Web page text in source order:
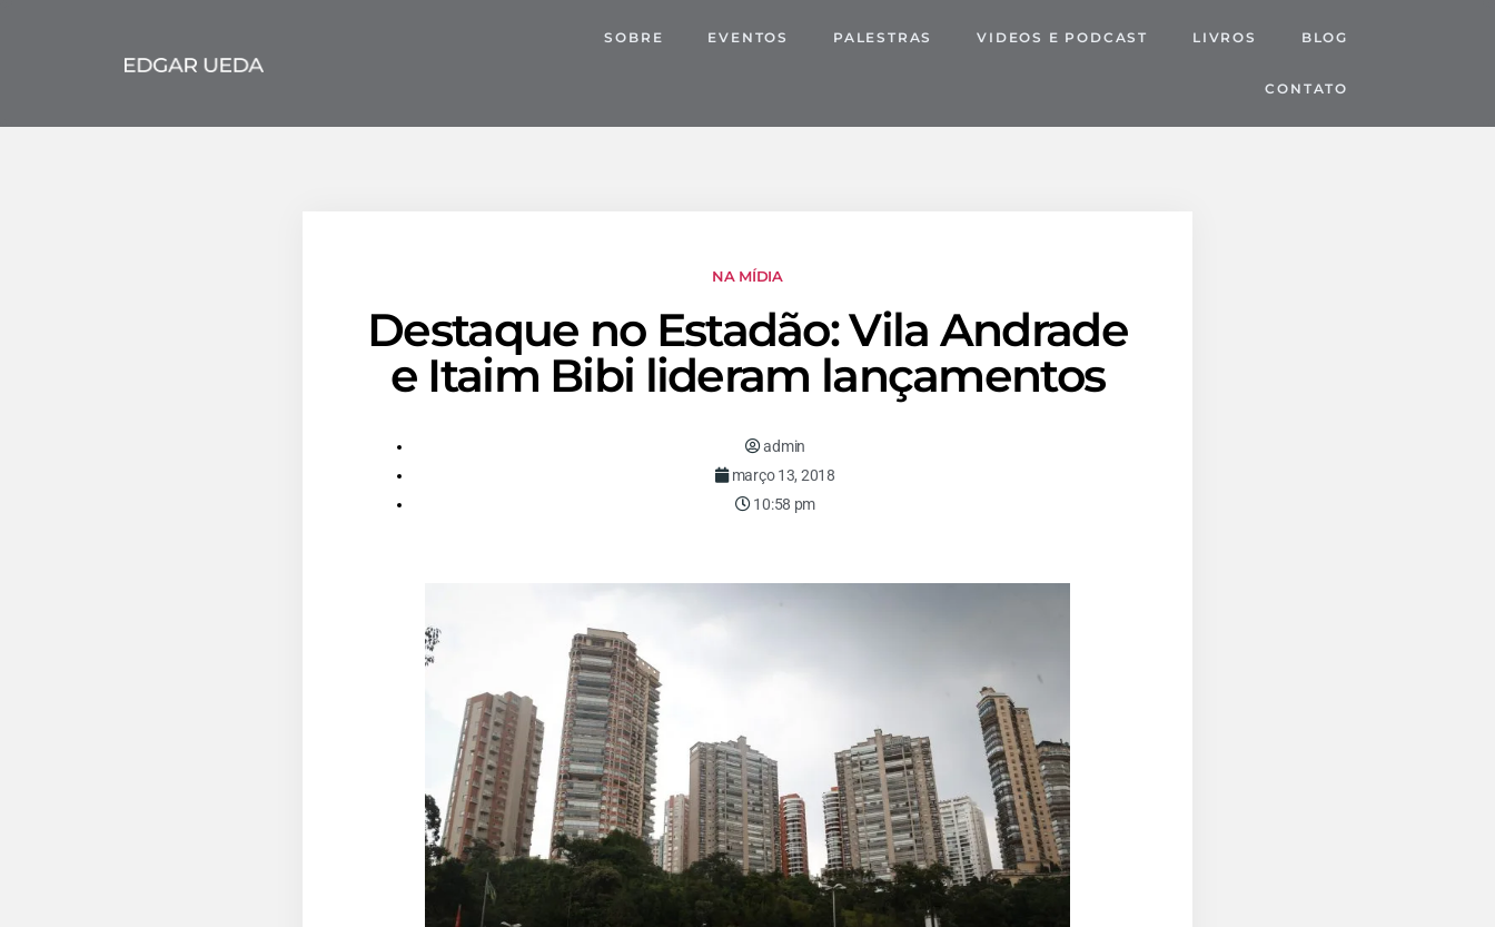
SOBRE EVENTOS PALESTRAS VIDEOS E PODCAST LIVROS BLOG
CONTATO
NA MÍDIA
Destaque no Estadão: Vila Andrade
e Itaim Bibi lideram lançamentos
admin
março 13, 2018
10:58 pm